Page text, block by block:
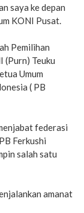
saya ke depan
KONI Pusat.
Pemilihan
(Purn) Teuku
Umum
( PB
federasi
Ferkushi
salah satu
amanat